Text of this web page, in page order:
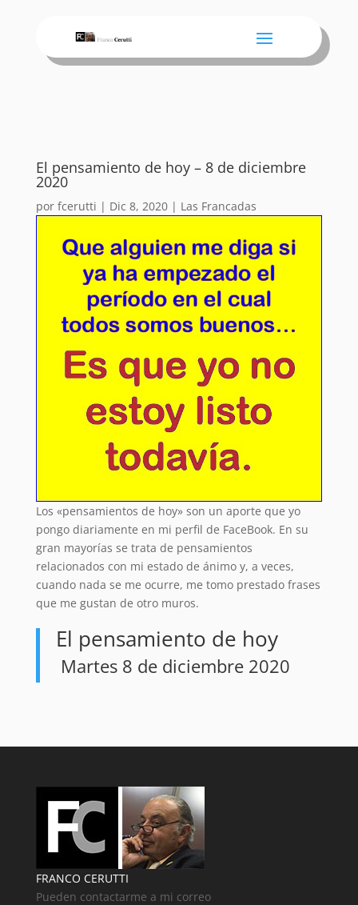
El pensamiento de hoy – 8 de diciembre
2020
por fcerutti | Dic 8, 2020| Las Francadas
Los «pensamientos de hoy» son un aporte que yo
pongo diariamente en mi perfil de FaceBook. En su
gran mayorías se trata de pensamientos
relacionados con mi estado de ánimo y, a veces,
cuando nada se me ocurre, me tomo prestado frases
que me gustan de otro muros.
El pensamiento de hoy
Martes 8 de diciembre 2020
FRANCO CERUTTI
Pueden contactarme a mi correo